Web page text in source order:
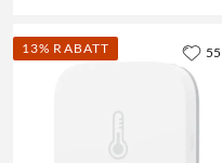
13% RABATT 55